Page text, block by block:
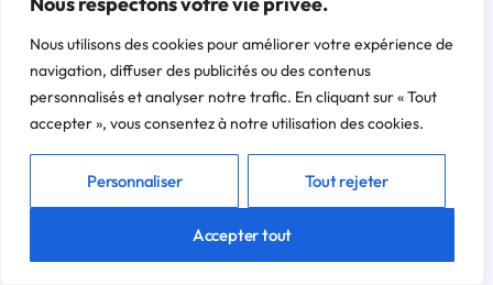
Nous utilisons des cookies pour améliorer votre expérience de
navigation, diffuser des publicités ou des contenus
personnalisés et analyser notre trafic. En cliquant sur « Tout
accepter », vous consentez à notre utilisation des cookies.
Personnaliser Tout rejeter
Accepter tout